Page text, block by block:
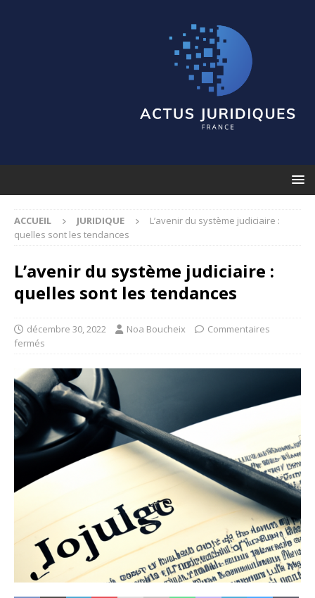
ACCUEIL JURIDIQUE
L’avenir du système judiciaire :
quelles sont les tendances
L’avenir du système judiciaire :
quelles sont les tendances
décembre 30, 2022 Noa Boucheix
Commentaires
fermés